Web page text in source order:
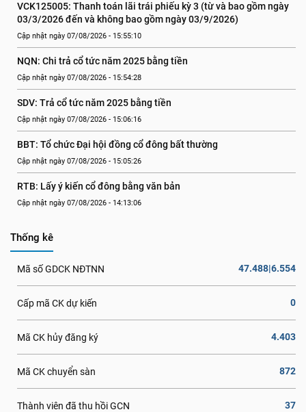
VCK125005: Thanh toán lãi trái phiếu kỳ 3 (từ và bao gồm ngày
03/3/2026 đến và không bao gồm ngày 03/9/2026)
Cập nhật ngày 07/08/2026 - 15:55:10
NQN: Chi trả cổ tức năm 2025 bằng tiền
Cập nhật ngày 07/08/2026 - 15:54:28
SDV: Trả cổ tức năm 2025 bằng tiền
Cập nhật ngày 07/08/2026 - 15:06:16
BBT: Tổ chức Đại hội đồng cổ đông bất thường
Cập nhật ngày 07/08/2026 - 15:05:26
RTB: Lấy ý kiến cổ đông bằng văn bản
Cập nhật ngày 07/08/2026 - 14:13:06
Thống kê
Mã số GDCK NĐTNN 47.488|6.554
Cấp mã CK dự kiến 0
Mã CK hủy đăng ký 4.403
Mã CK chuyển sàn 872
Thành viên đã thu hồi GCN 37